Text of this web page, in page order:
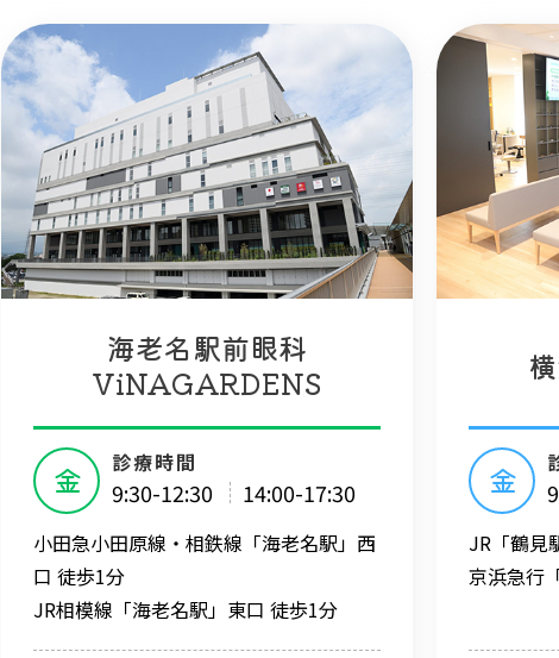
海老名駅前眼科
ViNAGARDENS
金 診療時間
9:30-12:30 14:00-17:30
小田急小田原線・相鉄線「海老名駅」西
口 徒歩1分
JR相模線「海老名駅」東口 徒歩1分
金
JR「鶴見
京浜急行